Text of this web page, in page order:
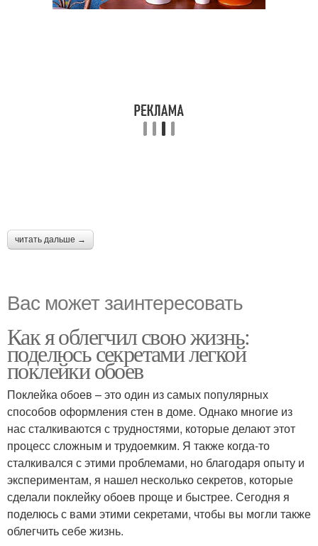
читать дальше →
Вас может заинтересовать
Как я облегчил свою жизнь:
поделюсь секретами легкой
поклейки обоев
Поклейка обоев – это один из самых популярных
способов оформления стен в доме. Однако многие из
нас сталкиваются с трудностями, которые делают этот
процесс сложным и трудоемким. Я также когда-то
сталкивался с этими проблемами, но благодаря опыту и
экспериментам, я нашел несколько секретов, которые
сделали поклейку обоев проще и быстрее. Сегодня я
поделюсь с вами этими секретами, чтобы вы могли также
облегчить себе жизнь.